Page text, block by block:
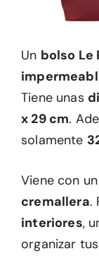
Un bolso Le
Tiene unas
x 29 cm.
solamente
Viene con un
cremallera.
interiores,
organizar